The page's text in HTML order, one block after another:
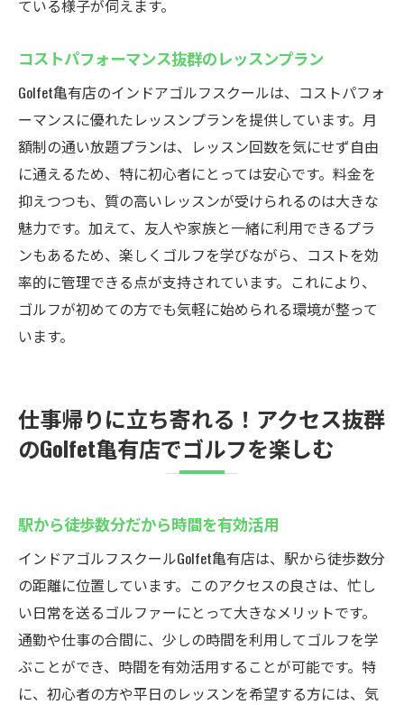
ている様子が伺えます。
コストパフォーマンス抜群のレッスンプラン
Golfet亀有店のインドアゴルフスクールは、コストパフォ
ーマンスに優れたレッスンプランを提供しています。月
額制の通い放題プランは、レッスン回数を気にせず自由
に通えるため、特に初心者にとっては安心です。料金を
抑えつつも、質の高いレッスンが受けられるのは大きな
魅力です。加えて、友人や家族と一緒に利用できるプラ
ンもあるため、楽しくゴルフを学びながら、コストを効
率的に管理できる点が支持されています。これにより、
ゴルフが初めての方でも気軽に始められる環境が整って
います。
仕事帰りに立ち寄れる！アクセス抜群
のGolfet亀有店でゴルフを楽しむ
駅から徒歩数分だから時間を有効活用
インドアゴルフスクールGolfet亀有店は、駅から徒歩数分
の距離に位置しています。このアクセスの良さは、忙し
い日常を送るゴルファーにとって大きなメリットです。
通勤や仕事の合間に、少しの時間を利用してゴルフを学
ぶことができ、時間を有効活用することが可能です。特
に、初心者の方や平日のレッスンを希望する方には、気